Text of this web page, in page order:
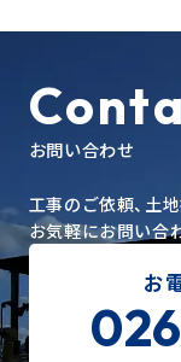
お問い合わせ
工事のご依頼、土
お気軽にお問い合
お